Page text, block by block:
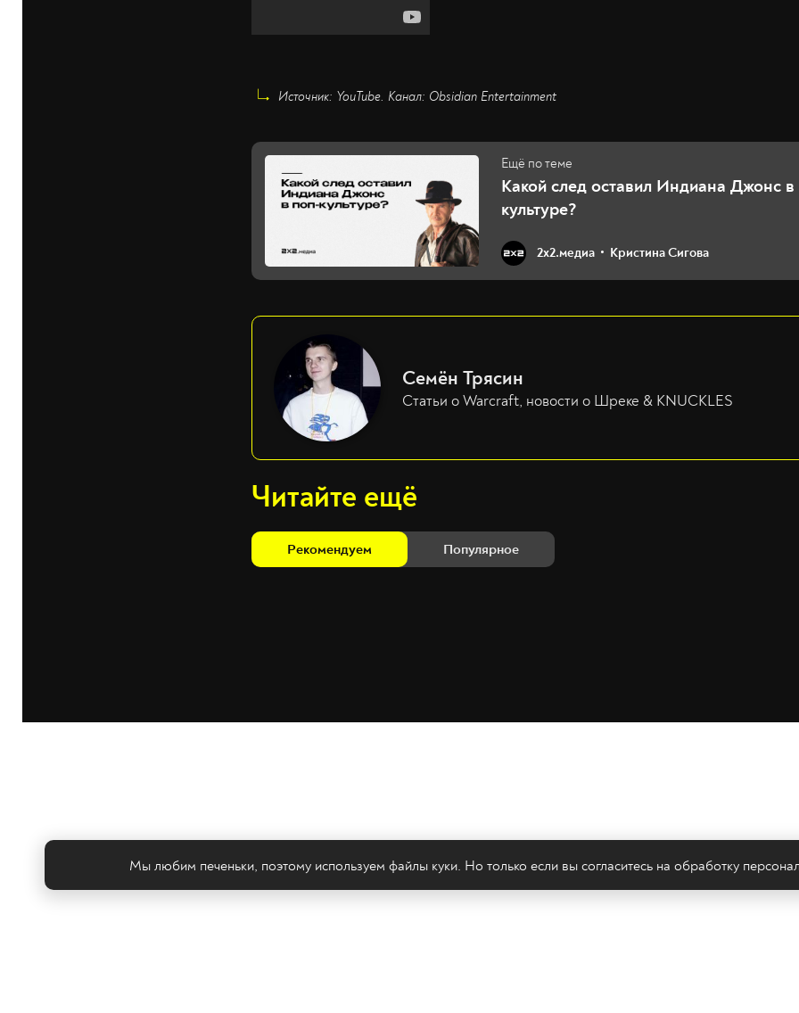
Источник: YouTube. Канал: Obsidian Entertainment
Какой след оставил Индиана Джонс
культуре?
2х2.медиа Кристина Сигова
Семён Трясин
Статьи о Warcraft, новости о Шреке & KNUCKLES
Читайте ещё
Рекомендуем Популярное
Мы любим печеньки, поэтому используем файлы куки. Но только если вы согласитесь на обработку